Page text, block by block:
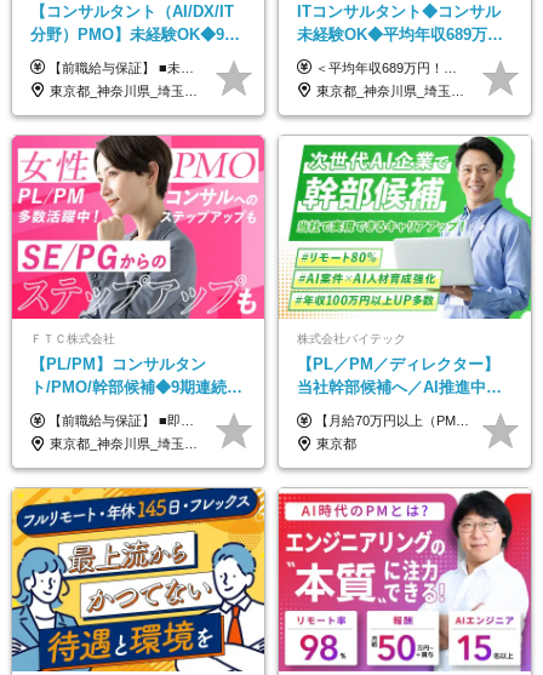
【コンサルタント（AI/DX/IT
分野）PMO】未経験OK◆9期
連続大幅増益！AI企業へ進化
中◆ポジション多数
【前職給与保証】 ■未経験者： 月給30万円～35万円 ■ローキャリア（経験目安1年程度）： 月給35万円～40万円 ■経験者（経験目安3年以上）： 月給40万円～60万円 ■即戦力（経験目安5年以上）： 月給45万円～80万円 ※上記金額には固定残業代30時間分 【未経験者5万5000円～7万3000円、 ローキャリア6万4000円～7万3000円、 経験者5万8000円～10万9000円、 即戦力8万2000円～14万5000円】を含みます。 ※30時間を超える場合は追加で全額支給します。 ※経験・能力・前職給与などを総合的に評価したうえでご納得いただけるよう個別決定。 未経験者の場合、前職給与とポテンシャルを査定のうえ決定いたします。 ※日本国内でのIT業界経験、または同等の実務経験と能力に応じて決定します。 ※前職給与は日本円かつ、日本国内での実績に基づき評価します。 【納得の評価システム】 ★クォーター毎に査定する評価制度導入！ 明確な評価基準で翌年度年収を上げましょう！ ★評価対象期間に在籍中のほとんどの社員が昇給し 年収アップを実現しています！ ★様々なインセンティブ制度を用意し多角的に正当評価しています！ ※試用期間6カ月（期間中の待遇等に差異なし）
東京都_神奈川県_埼玉県_千葉県
ITコンサルタント◆コンサル
未経験OK◆平均年収689万円
◆業界屈指の営業力でサポー
ト◆フルリモート可
＜平均年収689万円！！＞ ☆前給保証以上☆案件待機期間も給与保証あり☆ 月給40万円～150万円（固定残業代含む） ※経験や能力を考慮し決定します ※試用期間6ヶ月あり。条件や待遇に差異はありません ※上記には固定残業代（30時間分／7万6000円～）が含まれています。 ※超過分は時間外手当を別途支給。 【実際の給与例】 野原さん（35歳）※前職年収480万円 （Java／C#エンジニア ⇒ 業務系システム開発 ⇒ 要件定義・業務分析 ⇒ ITコンサル案件へ参画） ▼620万円（入社初年度） ・Web系業務システム開発（Java、C#） ・ 顧客折衝や開発チームとの調整 ・ 既存システムの改修・機能追加案件に従事 ▼780万円（入社2年目） ・ 金融機関向け業務系システムの要件定義・設計補助 ・ 開発チームと連携した業務分析・課題整理 ・小規模PMO支援案件への参画 ▼1,090万円（入社3年目） ・ 大手企業向けIT戦略・業務改革プロジェクトに参画 ・コンサルタントとして要件定義・業務改善提案・ベンダー調整を担当 ・ PMO／部分的PM業務も兼務し、上流工程での裁量を拡大
東京都_神奈川県_埼玉県_千葉県_大阪府_愛知県_北海道_青森県_岩手県_宮城県_秋田県_山形県_福島県_茨城県_栃木県_群馬県_新潟県_山梨県_長野県_富山県_石川県_福井県_静岡県_岐阜県_三重県_兵庫県_京都府_滋賀県_奈良県_和歌山県_広島県_岡山県_鳥取県_島根県_山口県_徳島県_香川県_愛媛県_高知県_福岡県_熊本県_佐賀県_長崎県_大分県_宮崎県_鹿児島県_沖縄県
ＦＴＣ株式会社
【PL/PM】コンサルタン
ト/PMO/幹部候補◆9期連続大
幅増益！10期目の成長＋安定
性【前給保証】
【前職給与保証】 ■即戦力（経験目安5年以上）： 月給45万円～80万円 ■経験者（経験目安3年以上）： 月給40万円～60万円 ■ローキャリア（経験目安1年程度）： 月給35万円～40万円 ■未経験者： 月給30万円～35万円 ※上記金額には固定残業代30時間分 【未経験者5万5000円～7万3000円、 ローキャリア6万4000円～7万3000円、 経験者5万8000円～10万9000円、 即戦力8万2000円～14万5000円】を含みます。 ※30時間を超える場合は追加で全額支給します。 ※経験・能力・前職給与などを総合的に評価したうえでご納得いただけるよう個別決定。 未経験者の場合、前職給与とポテンシャルを査定のうえ決定いたします。 ※日本国内でのIT業界経験、または同等の実務経験と能力に応じて決定します。 ※前職給与は日本円かつ、日本国内での実績に基づき評価します。 【納得の評価システム】 ★クォーター毎に査定する評価制度導入！ 明確な評価基準で翌年度年収を上げましょう！ ★評価対象期間に在籍中のほとんどの社員が昇給し 年収アップを実現しています！ ★様々なインセンティブ制度を用意し多角的に正当評価しています！ ※試用期間6カ月（期間中の待遇等に差異なし）
東京都_神奈川県_埼玉県_千葉県
株式会社バイテック
【PL／PM／ディレクター】
当社幹部候補へ／AI推進中！
目指せるAI人材／年収800万円
以上可／リモート80％
【月給70万円以上（PM）／想定年収840万円以上】 ★詳しくは下記をご参照ください！ ■SE/PL/テスト計画以降などの上流フェーズ 月給53万円以上 ※想定年収636万円以上 ■PM/ディレクター（管理職・幹部候補） 月給70万円以上 ※想定年収840万円以上 ※単価の変動により給与も随時更新（完全単価連動型） ※育成枠については個人の経験・能力を考慮し決定 ※超過勤務については別途残業手当を支給 【固定残業代について】 なし（残業代は、実際の労働時間に応じて別途全額支給）
東京都